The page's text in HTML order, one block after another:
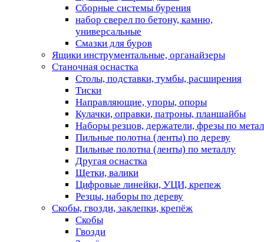
Сборные системы бурения
набор сверел по бетону, камню,
универсальные
Смазки для буров
Ящики инструментальные, органайзеры
Станочная оснастка
Столы, подставки, тумбы, расширения
Тиски
Направляющие, упоры, опоры
Кулачки, оправки, патроны, планшайбы
Наборы резцов, держатели, фрезы по
Пильные полотна (ленты) по дереву
Пильные полотна (ленты) по металлу
Другая оснастка
Щетки, валики
Цифровые линейки, УЦИ, крепеж
Резцы, наборы по дереву
Скобы, гвозди, заклепки, крепёж
Скобы
Гвозди